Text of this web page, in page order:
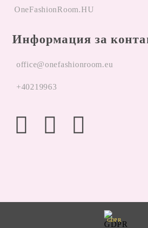
OneFashionRoom.HU
Информация за
office@onefashionroom.eu
+40219963
GDPR